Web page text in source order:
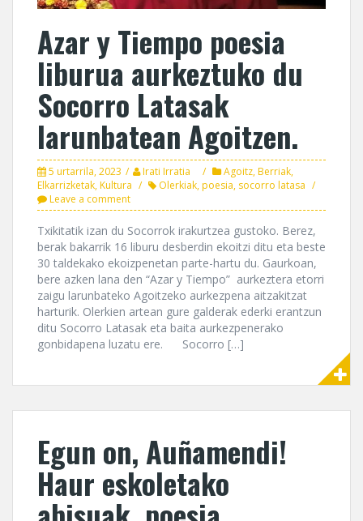
Azar y Tiempo poesia
liburua aurkeztuko du
Socorro Latasak
larunbatean Agoitzen.
5 urtarrila, 2023 Irati Irratia Agoitz,Berriak,
Elkarrizketak,Kultura Olerkiak,poesia, socorro latasa
Leave a comment
Txikitatik izan du Socorrok irakurtzea gustoko. Berez,
berak bakarrik 16 liburu desberdin ekoitzi ditu eta beste
30 taldekako ekoizpenetan parte-hartu du. Gaurkoan,
bere azken lana den “Azar y Tiempo” aurkeztera etorri
zaigu larunbateko Agoitzeko aurkezpena aitzakitzat
harturik. Olerkien artean gure galderak ederki erantzun
ditu Socorro Latasak eta baita aurkezpenerako
gonbidapena luzatu ere. Socorro […]
Egun on, Auñamendi!
Haur eskoletako